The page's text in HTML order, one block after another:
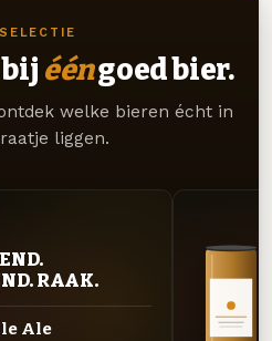
ééngoed bier.
welke bieren écht in
liggen.
RAAK.
Ale